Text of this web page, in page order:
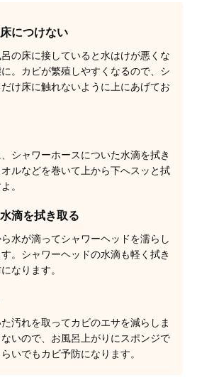
につけない
の床に接していると水はけが悪くな
。カビが繁殖しやすくなるので、シ
け床に触れないように上にあげてお
シャワーホースについた水滴を拭き
ルなどを巻いて上から下へスッと拭
。
滴を拭き取る
水が滴ってシャワーヘッドを濡らし
。シャワーヘッドの水滴も軽く拭き
なります。
汚れを取ってカビのエサを減らしま
いので、お風呂上がりにスポンジで
いでもカビ予防になります。